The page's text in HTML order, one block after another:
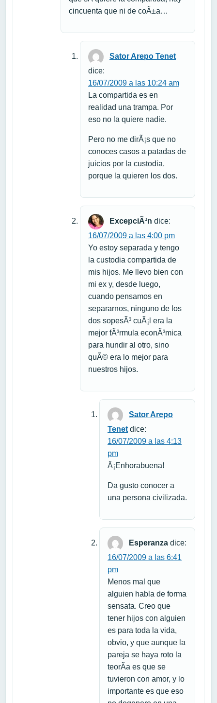
cincuenta que ni de coÃ±a…
Sator Arepo Tenet
dice:
16/07/2009 a las 10:24 am
La compartida es en
realidad una trampa. Por
eso no la quiere nadie.
Pero no me dirÃ¡s que no
conoces casos a patadas de
juicios por la custodia,
porque la quieren los dos.
ExcepciÃ³n dice:
16/07/2009 a las 4:00 pm
Yo estoy separada y tengo
la custodia compartida de
mis hijos. Me llevo bien con
mi ex y, desde luego,
cuando pensamos en
separarnos, ninguno de los
dos sopesÃ³ cuÃ¡l era la
mejor fÃ³rmula econÃ³mica
para hundir al otro, sino
quÃ© era lo mejor para
nuestros hijos.
Sator Arepo
Tenet dice:
16/07/2009 a las 4:13
pm
Â¡Enhorabuena!
Da gusto conocer a
una persona civilizada.
Esperanza dice:
16/07/2009 a las 6:41
pm
Menos mal que
alguien habla de forma
sensata. Creo que
tener hijos con alguien
es para toda la vida,
obvio, y que aunque la
pareja se haya roto la
teorÃ­a es que se
tuvieron con amor, y lo
importante es que eso